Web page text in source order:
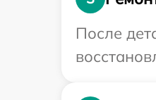
После